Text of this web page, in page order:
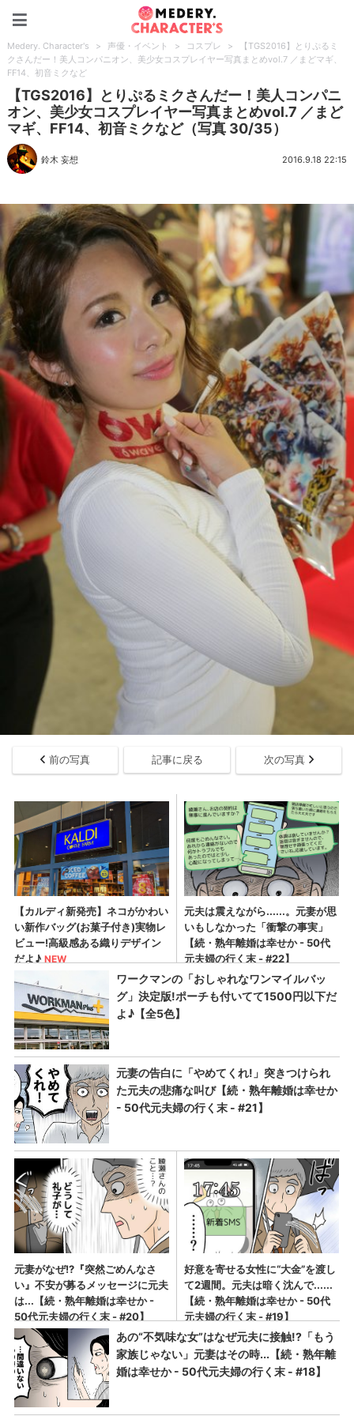
Medery. Character's > 声優・イベント > コスプレ >
【TGS2016】とりぷるミ
クさんだー！美人コンパニオン、美少女コスプレイヤー写真まとめvol.7 ／まどマギ、
FF14、初音ミクなど
【TGS2016】とりぷるミクさんだー！美人コンパニ
オン、美少女コスプレイヤー写真まとめvol.7 ／まど
マギ、FF14、初音ミクなど（写真 30/35）
鈴木 妄想 2016.9.18 22:15
前の写真 記事に戻る 次の写真